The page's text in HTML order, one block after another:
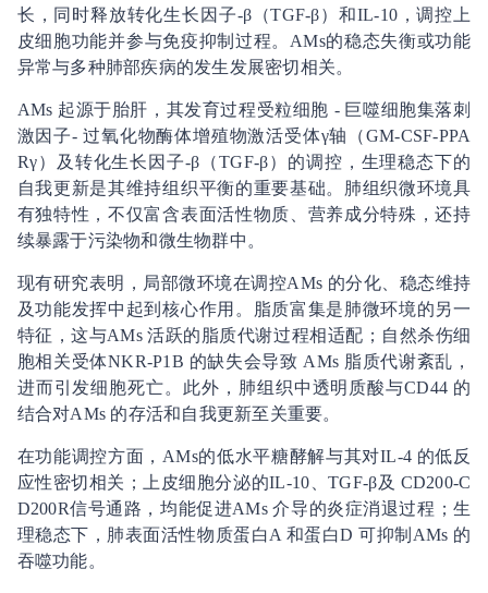
长，同时释放转化生长因子-β（TGF-β）和IL-10，调控上
皮细胞功能并参与免疫抑制过程。AMs的稳态失衡或功能
异常与多种肺部疾病的发生发展密切相关。
AMs 起源于胎肝，其发育过程受粒细胞 - 巨噬细胞集落刺
激因子- 过氧化物酶体增殖物激活受体γ轴（GM-CSF-PPA
Rγ）及转化生长因子-β（TGF-β）的调控，生理稳态下的
自我更新是其维持组织平衡的重要基础。肺组织微环境具
有独特性，不仅富含表面活性物质、营养成分特殊，还持
续暴露于污染物和微生物群中。
现有研究表明，局部微环境在调控AMs 的分化、稳态维持
及功能发挥中起到核心作用。脂质富集是肺微环境的另一
特征，这与AMs 活跃的脂质代谢过程相适配；自然杀伤细
胞相关受体NKR-P1B 的缺失会导致 AMs 脂质代谢紊乱，
进而引发细胞死亡。此外，肺组织中透明质酸与CD44 的
结合对AMs 的存活和自我更新至关重要。
在功能调控方面，AMs的低水平糖酵解与其对IL-4 的低反
应性密切相关；上皮细胞分泌的IL-10、TGF-β及 CD200-C
D200R信号通路，均能促进AMs 介导的炎症消退过程；生
理稳态下，肺表面活性物质蛋白A 和蛋白D 可抑制AMs 的
吞噬功能。